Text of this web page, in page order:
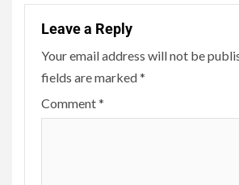
Leave a Reply
Your email address will not be
fields are marked*
Comment*